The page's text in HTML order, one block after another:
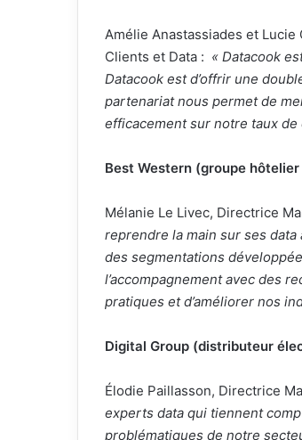
Amélie Anastassiades et
Clients et Data : « Datacook
Datacook est d’offrir une
partenariat nous permet de
efficacement sur notre taux de
Best Western (groupe
Mélanie Le Livec, Directrice
reprendre la main sur ses
des segmentations
l’accompagnement avec des
pratiques et d’améliorer nos
Digital Group (distributeur
Élodie Paillasson, Directrice
experts data qui tiennent
problématiques de notre